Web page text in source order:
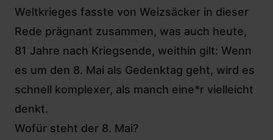
Weltkrieges fasste von Weizsäcker in dieser
Rede prägnant zusammen, was auch heute,
81 Jahre nach Kriegsende, weithin gilt: Wenn
es um den 8. Mai als Gedenktag geht, wird es
schnell komplexer, als manch eine*r vielleicht
denkt.
Wofür steht der 8. Mai?